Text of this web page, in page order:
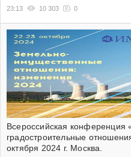
23:13 10 303 0
Всероссийская
градостроительные
октября 2024 г. Москва.